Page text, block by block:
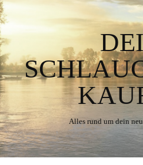
Alles rund um dein